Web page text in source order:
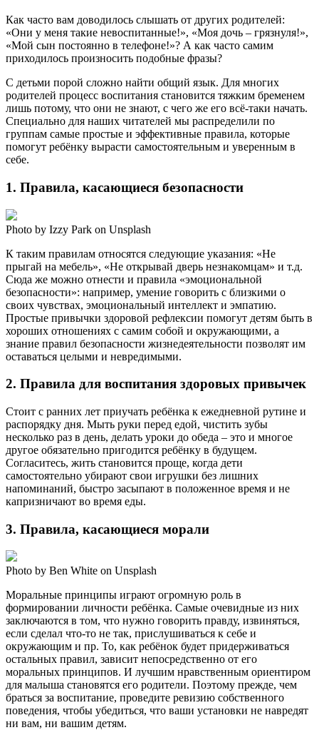
Как часто вам доводилось слышать от других родителей:
«Они у меня такие невоспитанные!», «Моя дочь – грязнуля!»,
«Мой сын постоянно в телефоне!»? А как часто самим
приходилось произносить подобные фразы?
С детьми порой сложно найти общий язык. Для многих
родителей процесс воспитания становится тяжким бременем
лишь потому, что они не знают, с чего же его всё-таки начать.
Специально для наших читателей мы распределили по
группам самые простые и эффективные правила, которые
помогут ребёнку вырасти самостоятельным и уверенным в
себе.
1. Правила, касающиеся безопасности
Photo by Izzy Park on Unsplash
К таким правилам относятся следующие указания: «Не
прыгай на мебель», «Не открывай дверь незнакомцам» и т.д.
Сюда же можно отнести и правила «эмоциональной
безопасности»: например, умение говорить с близкими о
своих чувствах, эмоциональный интеллект и эмпатию.
Простые привычки здоровой рефлексии помогут детям быть в
хороших отношениях с самим собой и окружающими, а
знание правил безопасности жизнедеятельности позволят им
оставаться целыми и невредимыми.
2. Правила для воспитания здоровых привычек
Стоит с ранних лет приучать ребёнка к ежедневной рутине и
распорядку дня. Мыть руки перед едой, чистить зубы
несколько раз в день, делать уроки до обеда – это и многое
другое обязательно пригодится ребёнку в будущем.
Согласитесь, жить становится проще, когда дети
самостоятельно убирают свои игрушки без лишних
напоминаний, быстро засыпают в положенное время и не
капризничают во время еды.
3. Правила, касающиеся морали
Photo by Ben White on Unsplash
Моральные принципы играют огромную роль в
формировании личности ребёнка. Самые очевидные из них
заключаются в том, что нужно говорить правду, извиняться,
если сделал что-то не так, прислушиваться к себе и
окружающим и пр. То, как ребёнок будет придерживаться
остальных правил, зависит непосредственно от его
моральных принципов. И лучшим нравственным ориентиром
для малыша становятся его родители. Поэтому прежде, чем
браться за воспитание, проведите ревизию собственного
поведения, чтобы убедиться, что ваши установки не навредят
ни вам, ни вашим детям.